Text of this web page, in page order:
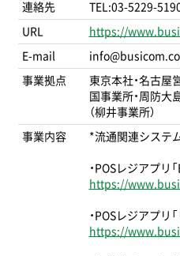
連絡先 TEL:03-5229-
URL https://
E-mail
事業拠点
東京本社・名古屋
国事業所・周防大
（柳井事業所）
事業内容 *流通関連システ
・POSレジアプリ「
https://
・POSレジアプリ
https://